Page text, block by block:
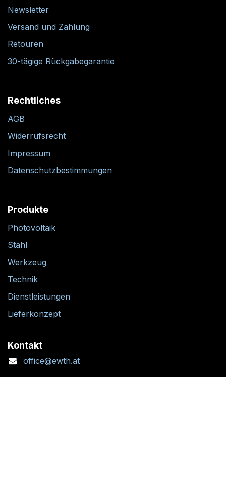
Newsletter
Versand und Zahlung
Retouren
30-tägige Rückgabegarantie
Rechtliches
AGB
Widerrufsrecht
Impressum
Datenschutzbestimmungen
Produkte
Photovoltaik
Stahl
Werkzeug
Technik
Dienstleistungen
Lieferkonzept
Kontakt
office@ewth.at